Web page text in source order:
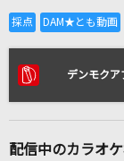
リア
デンモクア
配信中のカラオ